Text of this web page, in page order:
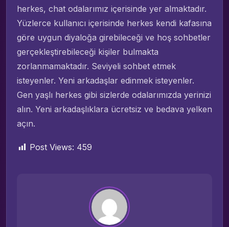
herkes, chat odalarımız içerisinde yer almaktadır.
Yüzlerce kullanıcı içerisinde herkes kendi kafasına
göre uygun diyaloğa girebileceği ve hoş sohbetler
gerçekleştirebileceği kişiler bulmakta
zorlanmamaktadır. Seviyeli sohbet etmek
isteyenler. Yeni arkadaşlar edinmek isteyenler.
Gen yaşlı herkes gibi sizlerde odalarımızda yerinizi
alın. Yeni arkadaşlıklara ücretsiz ve bedava yelken
açın.
Post Views: 459